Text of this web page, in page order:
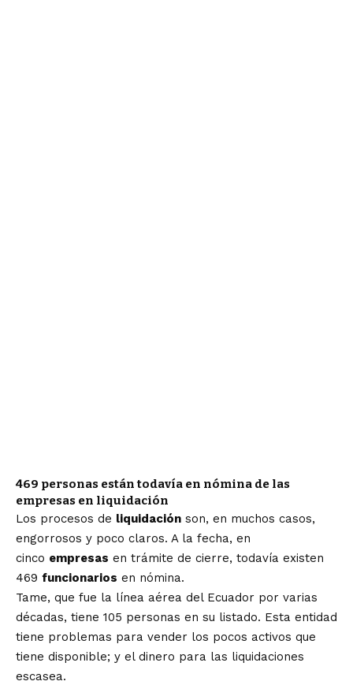
469 personas están todavía en nómina de las
empresas en liquidación
Los procesos de liquidación son, en muchos casos,
engorrosos y poco claros. A la fecha, en
cinco empresas en trámite de cierre, todavía existen
469 funcionarios en nómina.
Tame, que fue la línea aérea del Ecuador por varias
décadas, tiene 105 personas en su listado. Esta entidad
tiene problemas para vender los pocos activos que
tiene disponible; y el dinero para las liquidaciones
escasea.